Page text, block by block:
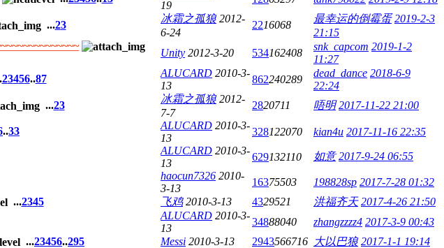
19
...23
冰霜之孤狼 2012-
6-24
2216068
最幸运的倒霉蛋 2019-2-3
21:15
Unity 2012-3-20 534162408
snk_capcom 2019-1-2
11:27
23456..87 ALUCARD 2010-3-
13
862240289
dead_dance 2018-6-9
22:24
...23
冰霜之孤狼 2012-
7-7
2820711 唔明 2017-11-22 21:00
..33 ALUCARD 2010-3-
13
328122070 kian4u 2017-11-16 22:35
ALUCARD 2010-3-
13
629132110 如意 2017-9-24 06:55
haocun7326 2010-
3-13
16375503 198828sp 2017-7-28 01:32
...2345 飞鸡 2010-3-13 4329521 洪福齐天 2017-4-26 21:50
ALUCARD 2010-3-
13
34888040 zhangzzzz4 2017-3-9 00:43
...23456..295 Messi 2010-3-13 2943566716 大以巴狼 2017-1-1 19:14